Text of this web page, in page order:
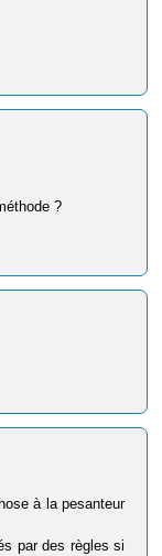
?
à la pesanteur
par des règles si